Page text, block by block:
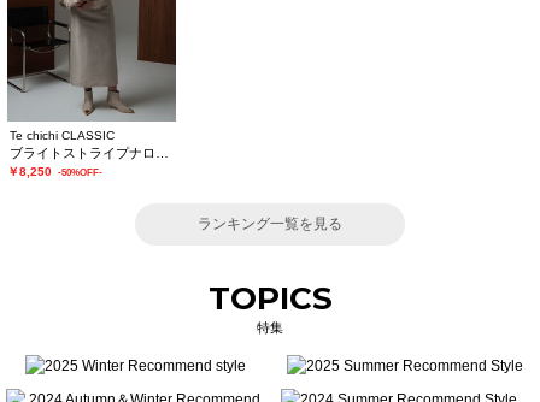
Te chichi CLASSIC
￥8,250 -50%OFF-
ランキング一覧を見る
TOPICS
特集